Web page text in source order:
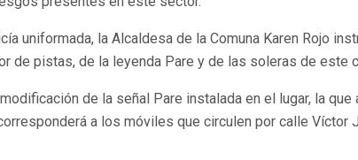
uniformada, la Alcaldesa de la Comuna Karen Rojo
de pistas, de la leyenda Pare y de las soleras de este
de la señal Pare instalada en el lugar, la
a los móviles que circulen por calle Víctor